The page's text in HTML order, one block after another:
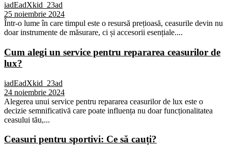
iadEadXkid_23ad
25 noiembrie 2024
Într-o lume în care timpul este o resursă prețioasă, ceasurile devin nu
doar instrumente de măsurare, ci și accesorii esențiale....
Cum alegi un service pentru repararea ceasurilor de
lux?
iadEadXkid_23ad
24 noiembrie 2024
Alegerea unui service pentru repararea ceasurilor de lux este o
decizie semnificativă care poate influența nu doar funcționalitatea
ceasului tău,...
Ceasuri pentru sportivi: Ce să cauți?